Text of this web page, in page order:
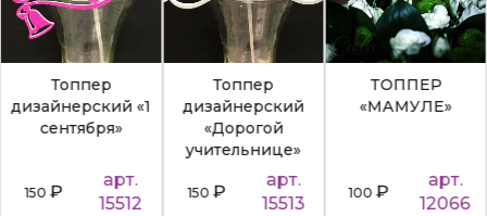
Топпер
дизайнерский «1
сентября»
150₽
арт.
15512
Топпер
дизайнерский
«Дорогой
учительнице»
150₽
арт.
15513
ТОППЕР
«МАМУЛЕ»
100₽
арт.
12066